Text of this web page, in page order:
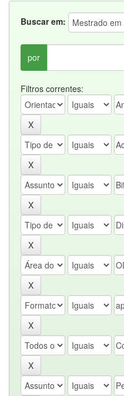
Buscar em:
por
Filtros correntes: